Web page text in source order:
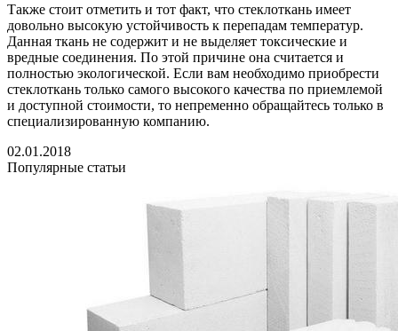
Также стоит отметить и тот факт, что стеклоткань имеет
довольно высокую устойчивость к перепадам температур.
Данная ткань не содержит и не выделяет токсические и
вредные соединения. По этой причине она считается и
полностью экологической. Если вам необходимо приобрести
стеклоткань только самого высокого качества по приемлемой
и доступной стоимости, то непременно обращайтесь только в
специализированную компанию.
02.01.2018
Популярные статьи